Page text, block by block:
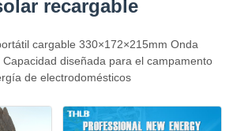
recargable
cargable 330×172×215mm Onda
diseñada para el campamento
de electrodomésticos